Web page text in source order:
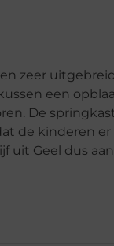
zeer
een
De
de kinderen er
uit Geel dus